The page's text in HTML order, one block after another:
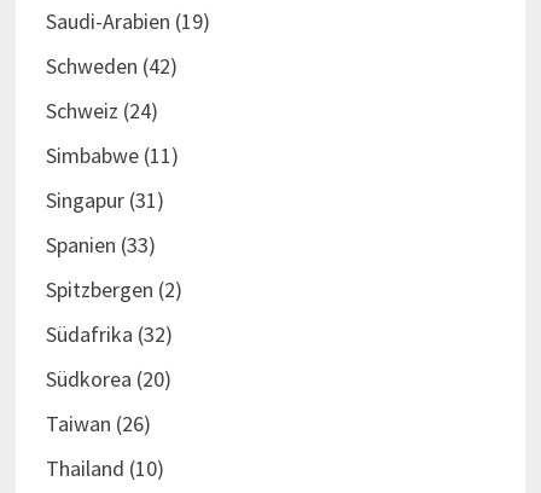
Saudi-Arabien (19)
Schweden (42)
Schweiz (24)
Simbabwe(11)
Singapur(31)
Spanien (33)
Spitzbergen (2)
Südafrika (32)
Südkorea (20)
Taiwan (26)
Thailand (10)